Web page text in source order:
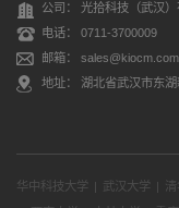
公司： 光拾科技（武汉）
电话： 0711-3700009
邮箱： sales@kiocm.com
地址： 湖北省武汉市东
华中科技大学 | 武汉大学 |